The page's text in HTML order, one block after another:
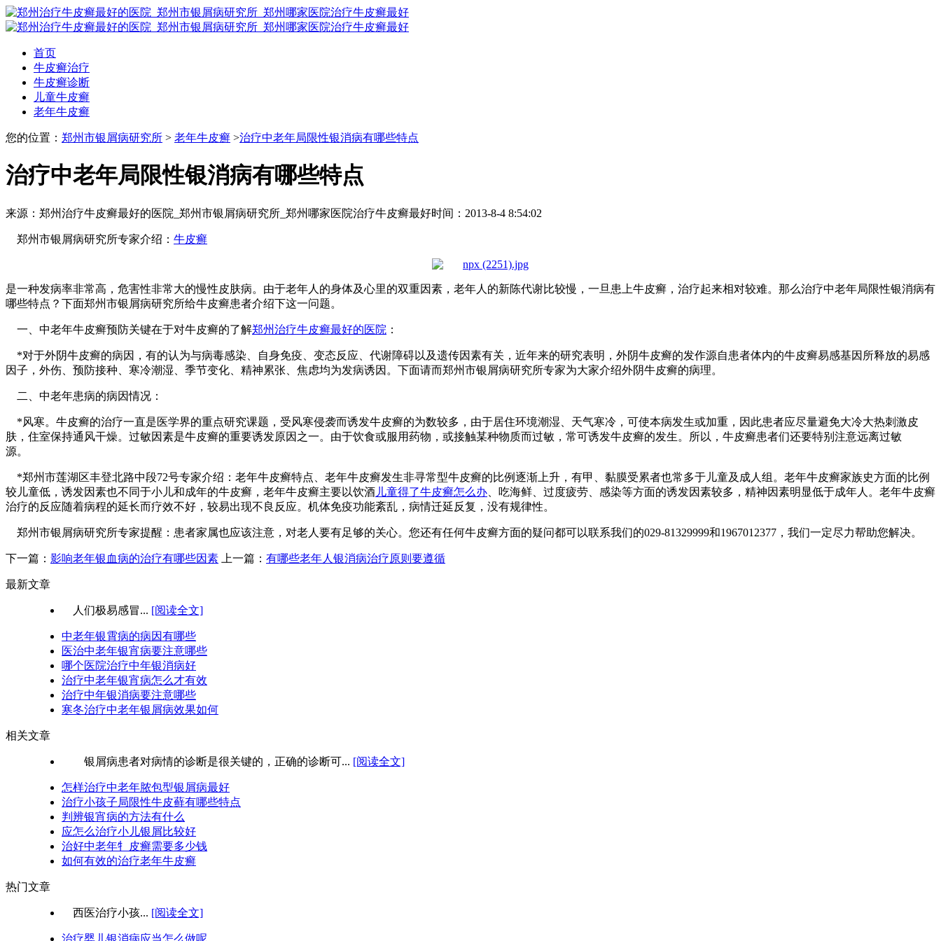
首页
牛皮癣治疗
牛皮癣诊断
儿童牛皮癣
老年牛皮癣
您的位置： 郑州市银屑病研究所 > 老年牛皮癣 >治疗中老年局限性银消病有哪些特点
治疗中老年局限性银消病有哪些特点
来源：郑州治疗牛皮癣最好的医院_郑州市银屑病研究所_郑州哪家医院治疗牛皮癣最好时间：2013-8-4 8:54:02
郑州市银屑病研究所专家介绍： 牛皮癣
是一种发病率非常高，危害性非常大的慢性皮肤病。由于老年人的身体及心里的双重因素，老年人的新陈代谢比较慢，一旦患上牛皮癣，治疗起来相对较难。那么治疗中老年局限性银消病有
哪些特点？下面郑州市银屑病研究所给牛皮癣患者介绍下这一问题。
一、中老年牛皮癣预防关键在于对牛皮癣的了解郑州治疗牛皮癣最好的医院 ：
*对于外阴牛皮癣的病因，有的认为与病毒感染、自身免疫、变态反应、代谢障碍以及遗传因素有关，近年来的研究表明，外阴牛皮癣的发作源自患者体内的牛皮癣易感基因所释放的易感
因子，外伤、预防接种、寒冷潮湿、季节变化、精神累张、焦虑均为发病诱因。下面请而郑州市银屑病研究所专家为大家介绍外阴牛皮癣的病理。
二、中老年患病的病因情况：
*风寒。牛皮癣的治疗一直是医学界的重点研究课题，受风寒侵袭而诱发牛皮癣的为数较多，由于居住环境潮湿、天气寒冷，可使本病发生或加重，因此患者应尽量避免大冷大热刺激皮
肤，住室保持通风干燥。过敏因素是牛皮癣的重要诱发原因之一。由于饮食或服用药物，或接触某种物质而过敏，常可诱发牛皮癣的发生。所以，牛皮癣患者们还要特别注意远离过敏
源。
*郑州市莲湖区丰登北路中段72号专家介绍：老年牛皮癣特点、老年牛皮癣发生非寻常型牛皮癣的比例逐渐上升，有甲、黏膜受累者也常多于儿童及成人组。老年牛皮癣家族史方面的比例
较儿童低，诱发因素也不同于小儿和成年的牛皮癣，老年牛皮癣主要以饮酒 儿童得了牛皮癣怎么办 、吃海鲜、过度疲劳、感染等方面的诱发因素较多，精神因素明显低于成年人。老年牛皮癣
治疗的反应随着病程的延长而疗效不好，较易出现不良反应。机体免疫功能紊乱，病情迁延反复，没有规律性。
郑州市银屑病研究所专家提醒：患者家属也应该注意，对老人要有足够的关心。您还有任何牛皮癣方面的疑问都可以联系我们的029-81329999和1967012377，我们一定尽力帮助您解决。
下一篇： 影响老年银血病的治疗有哪些因素 上一篇： 有哪些老年人银消病治疗原则要遵循
最新文章
人们极易感冒... [阅读全文]
中老年银霄病的病因有哪些
医治中老年银宵病要注意哪些
哪个医院治疗中年银消病好
治疗中老年银宵病怎么才有效
治疗中年银消病要注意哪些
寒冬治疗中老年银屑病效果如何
相关文章
银屑病患者对病情的诊断是很关键的，正确的诊断可... [阅读全文]
怎样治疗中老年脓包型银屑病最好
治疗小孩子局限性牛皮藓有哪些特点
判辨银宵病的方法有什么
应怎么治疗小儿银屑比较好
治好中老年牜皮癣需要多少钱
如何有效的治疗老年牛皮癣
热门文章
西医治疗小孩... [阅读全文]
治疗婴儿银消病应当怎么做呢